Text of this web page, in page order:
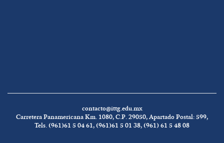
contacto@ittg.edu.mx
Carretera Panamericana Km. 1080, C.P. 29050, Apartado Postal: 599,
Tels. (961)61 5 04 61, (961)61 5 01 38, (961) 61 5 48 08